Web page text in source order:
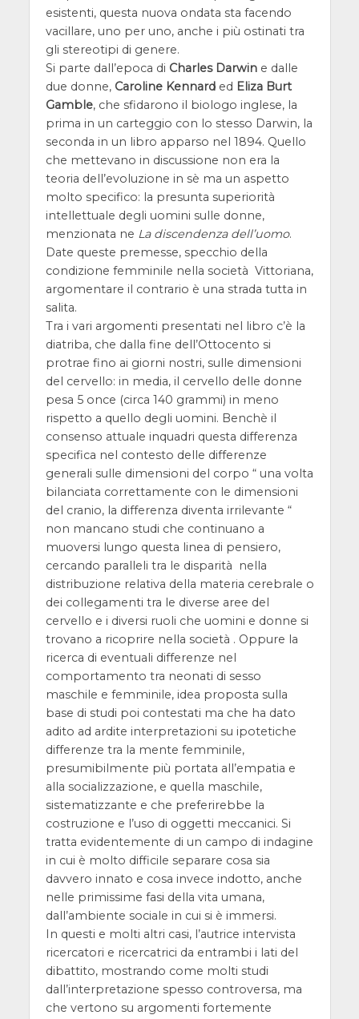
esistenti, questa nuova ondata sta facendo
vacillare, uno per uno, anche i più ostinati tra
gli stereotipi di genere.
Si parte dall’epoca di Charles Darwine dalle
due donne, Caroline Kennarded Eliza Burt
Gamble, che sfidarono il biologo inglese, la
prima in un carteggio con lo stesso Darwin, la
seconda in un libro apparso nel 1894. Quello
che mettevano in discussione non era la
teoria dell’evoluzione in sè ma un aspetto
molto specifico: la presunta superiorità
intellettuale degli uomini sulle donne,
menzionata ne La discendenza dell’uomo.
Date queste premesse, specchio della
condizione femminile nella società Vittoriana,
argomentare il contrario è una strada tutta in
salita.
Tra i vari argomenti presentati nel libro c’è la
diatriba, che dalla fine dell’Ottocento si
protrae fino ai giorni nostri, sulle dimensioni
del cervello: in media, il cervello delle donne
pesa 5 once (circa 140 grammi) in meno
rispetto a quello degli uomini. Benchè il
consenso attuale inquadri questa differenza
specifica nel contesto delle differenze
generali sulle dimensioni del corpo “ una volta
bilanciata correttamente con le dimensioni
del cranio, la differenza diventa irrilevante “
non mancano studi che continuano a
muoversi lungo questa linea di pensiero,
cercando paralleli tra le disparità nella
distribuzione relativa della materia cerebrale o
dei collegamenti tra le diverse aree del
cervello e i diversi ruoli che uomini e donne si
trovano a ricoprire nella società . Oppure la
ricerca di eventuali differenze nel
comportamento tra neonati di sesso
maschile e femminile, idea proposta sulla
base di studi poi contestati ma che ha dato
adito ad ardite interpretazioni su ipotetiche
differenze tra la mente femminile,
presumibilmente più portata all’empatia e
alla socializzazione, e quella maschile,
sistematizzante e che preferirebbe la
costruzione e l’uso di oggetti meccanici. Si
tratta evidentemente di un campo di indagine
in cui è molto difficile separare cosa sia
davvero innato e cosa invece indotto, anche
nelle primissime fasi della vita umana,
dall’ambiente sociale in cui si è immersi.
In questi e molti altri casi, l’autrice intervista
ricercatori e ricercatrici da entrambi i lati del
dibattito, mostrando come molti studi
dall’interpretazione spesso controversa, ma
che vertono su argomenti fortemente